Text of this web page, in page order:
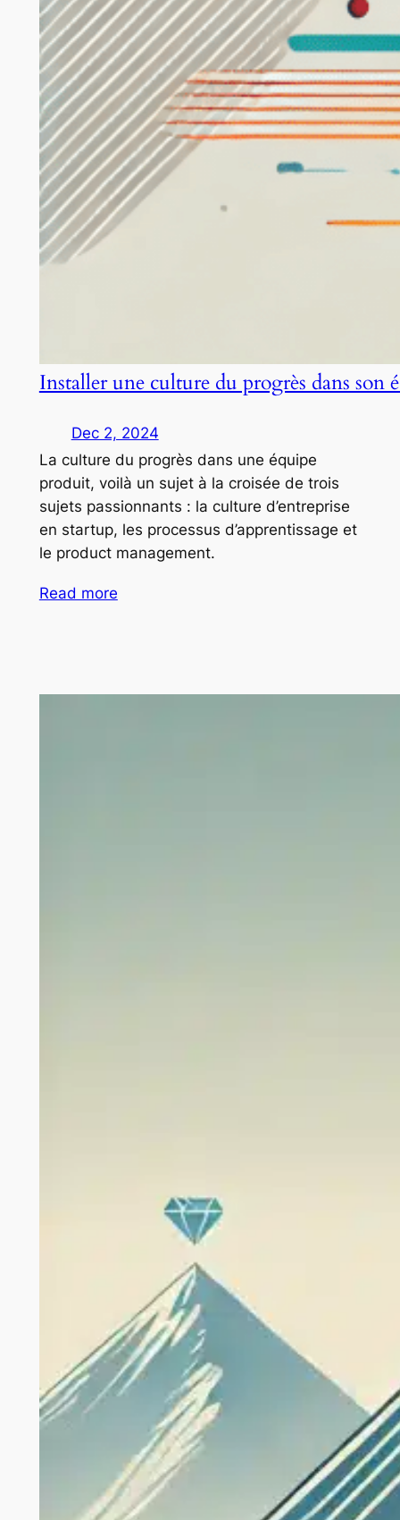
Installer une culture du progrès dans son
Dec 2, 2024
La culture du progrès dans une équipe
produit, voilà un sujet à la croisée de trois
sujets passionnants : la culture d’entreprise
en startup, les processus d’apprentissage et
le product management.
Read more